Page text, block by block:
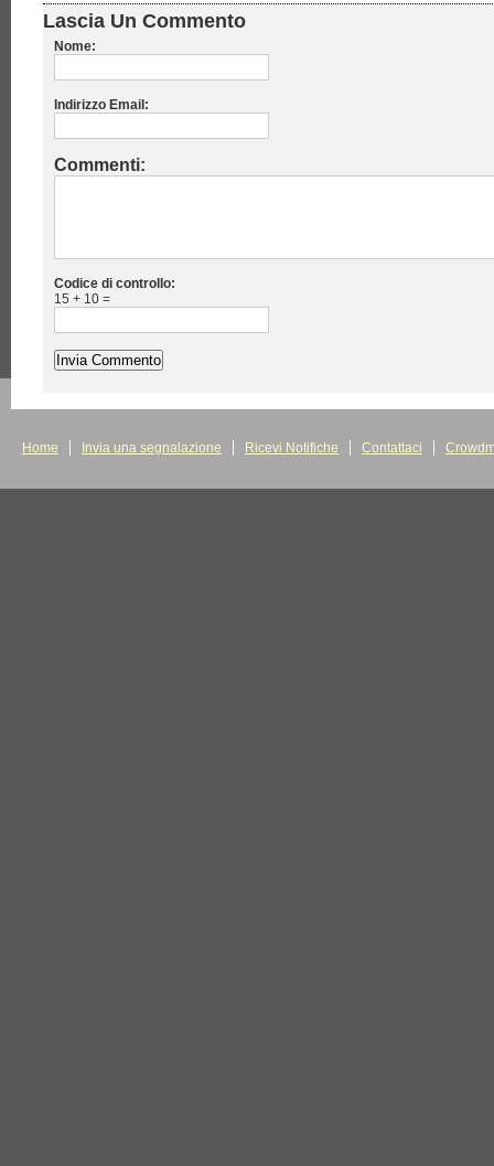
Lascia Un Commento
Nome:
Indirizzo Email:
Commenti:
Codice di controllo:
15 + 10 =
Home Invia una segnalazione Ricevi Notifiche Contattaci